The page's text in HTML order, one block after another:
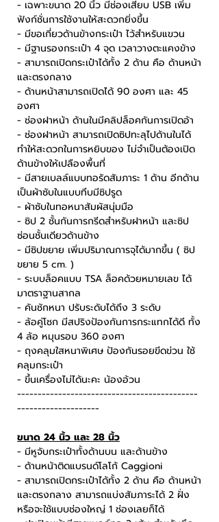
- เฉพาะขนาด 20 นิ้ว มีช่องเสียบ USB เพิ่ม
ฟังก์ชั่นการใช้งานให้สะดวกยิ่งขึ้น
- มีขอเกี่ยวด้านข้างกระเป๋า ไว้สำหรับแขวน
- มีฐานรองกระเป๋า 4 จุด เวลาวางตะแคงข้าง
- สามารถเปิดกระเป๋าได้ทั้ง 2 ด้าน คือ ด้านหน้า
และตรงกลาง
- ด้านหน้าสามารถเปิดได้ 90 องศา และ 45
องศา
- ช่องฝาหน้า ด้านในมีคลิปล็อคกันการเปิดอ้า
- ช่องฝาหน้า สามารถเปิดซิปทะลุไปด้านในได้
ทำให้สะดวกในการหยิบของ ไม่จำเป็นต้องเปิด
ด้านข้างให้เปลืองพื้นที่
- มีสายเบลล์แบบทอรัดสัมภาระ 1 ด้าน อีกด้าน
เป็นผ้าซับในแบบทึบมีซิปรูด
- ผ้าซับในทอหนาสัมผัสนุ่มมือ
- ซิป 2 ชั้นกันการกรีดสำหรับฝาหน้า และซิป
ซ่อนชั้นเดียวด้านข้าง
- มีซิปขยาย เพิ่มปริมาณการจุได้มากขึ้น ( ซิป
ขยาย 5 cm. )
- ระบบล็อคแบบ TSA ล็อคด้วยหมายเลข ได้
มาตราฐานสากล
- คันชักหนา ปรับระดับได้ถึง 3 ระดับ
- ล้อคู่โชก มีสปริงป้องกันการกระแทกได้ดี ทั้ง
4 ล้อ หมุนรอบ 360 องศา
- ถุงคลุมใสหนาพิเศษ ป้องกันรอยขีดข่วน ใช้
คลุมกระเป๋า
- ขึ้นเครื่องไม่ได้นะคะ น้องอ้วน
--------------------------------------------
--------------------
ขนาด 24 นิ้ว และ 28 นิ้ว
- มีหูจับกระเป๋าทั้งด้านบน และด้านข้าง
- ด้านหน้าติดแบรนด์โลโก้ Caggioni
- สามารถเปิดกระเป๋าได้ทั้ง 2 ด้าน คือ ด้านหน้า
และตรงกลาง สามารถแบ่งสัมภาระได้ 2 ฝั่ง
หรือจะใช้แบบช่องใหญ่ 1 ช่องเลยก็ได้